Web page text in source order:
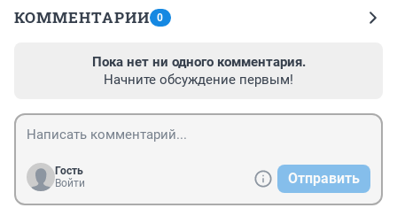
КОММЕНТАРИИ 0
Пока нет ни одного комментария.
Начните обсуждение первым!
Гость
Войти
Отправить